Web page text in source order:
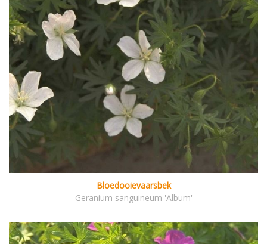
Bloedooievaarsbek
Geranium sanguineum 'Album'